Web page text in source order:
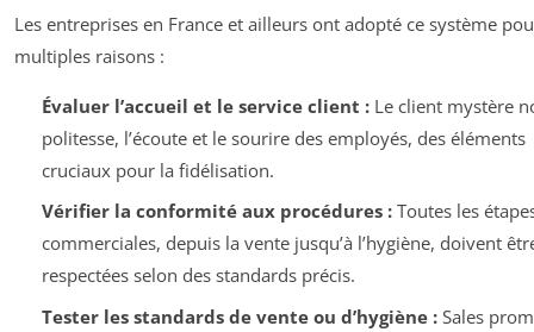
Les entreprises en France et ailleurs ont adopté ce système
multiples raisons :
Évaluer l’accueil et le service client :Le client mystère
politesse, l’écoute et le sourire des employés, des éléments
cruciaux pour la fidélisation.
Vérifier la conformité aux procédures :Toutes les
commerciales, depuis la vente jusqu’à l’hygiène, doivent
respectées selon des standards précis.
Tester les standards de vente ou d’hygiène :Sales